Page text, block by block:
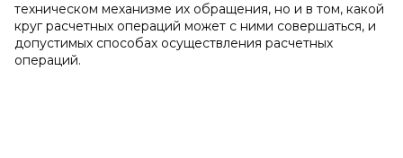
техническом механизме их обращения, но и в том, какой
круг расчетных операций может с ними совершаться, и
допустимых способах осуществления расчетных
операций.